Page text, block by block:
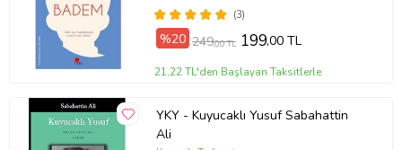
(3)
%20 249,00 TL 199,00 TL
21,22 TL'den Başlayan Taksitlerle
YKY - Kuyucaklı Yusuf Sabahattin
Ali